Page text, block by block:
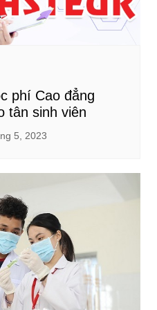
phí Cao đẳng
tân sinh viên
5, 2023